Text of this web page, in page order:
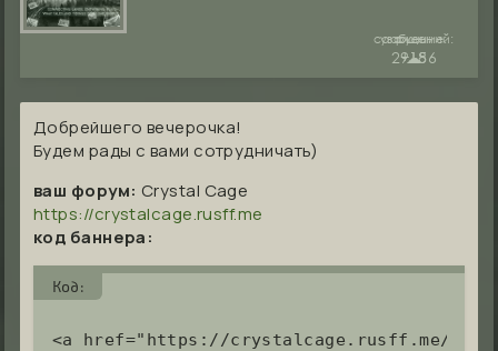
руны:
☁︎
сообщений:
29186
уважение:
+15
Добрейшего вечерочка!
Будем рады с вами сотрудничать)
ваш форум: Crystal Cage
https://crystalcage.rusff.me
код баннера:
Код:
<a href="https://crystalcage.rusff.me/"